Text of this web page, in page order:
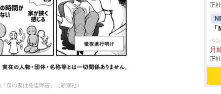
僕の妻は発達障害』（新潮社）
正
ベ
月
正